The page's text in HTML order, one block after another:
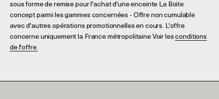
sous forme de remise pour l'achat d'une enceinte La Boite
concept parmi les gammes concernées - Offre non cumulable
avec d'autres opérations promotionnelles en cours. L'offre
concerne uniquement la France métropolitaine Voir lesconditions
de l'offre.